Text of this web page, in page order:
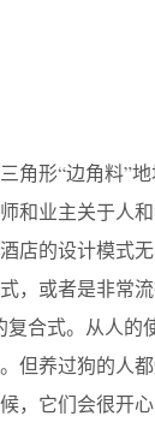
角形“边角料”
和业主关于人
店的设计模式
，或者是非常
复合式。从人的
但养过狗的人
，它们会很开